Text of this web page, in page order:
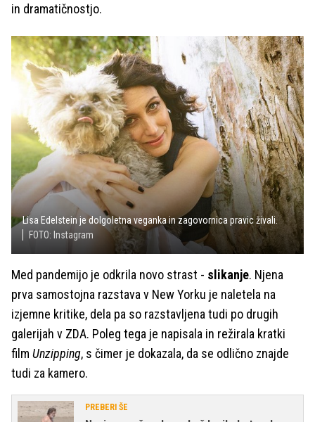
in dramatičnostjo.
Lisa Edelstein je dolgoletna veganka in zagovornica pravic živali.
FOTO: Instagram
Med pandemijo je odkrila novo strast - slikanje. Njena
prva samostojna razstava v New Yorku je naletela na
izjemne kritike, dela pa so razstavljena tudi po drugih
galerijah v ZDA. Poleg tega je napisala in režirala kratki
film Unzipping, s čimer je dokazala, da se odlično znajde
tudi za kamero.
PREBERI ŠE